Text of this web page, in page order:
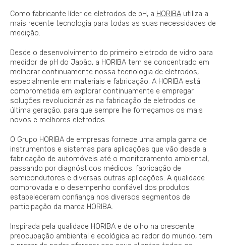
Como fabricante líder de eletrodos de pH, a HORIBA utiliza a
mais recente tecnologia para todas as suas necessidades de
medição.
Desde o desenvolvimento do primeiro eletrodo de vidro para
medidor de pH do Japão, a HORIBA tem se concentrado em
melhorar continuamente nossa tecnologia de eletrodos,
especialmente em materiais e fabricação. A HORIBA está
comprometida em explorar continuamente e empregar
soluções revolucionárias na fabricação de eletrodos de
última geração, para que sempre lhe forneçamos os mais
novos e melhores eletrodos
O Grupo HORIBA de empresas fornece uma ampla gama de
instrumentos e sistemas para aplicações que vão desde a
fabricação de automóveis até o monitoramento ambiental,
passando por diagnósticos médicos, fabricação de
semicondutores e diversas outras aplicações. A qualidade
comprovada e o desempenho confiável dos produtos
estabeleceram confiança nos diversos segmentos de
participação da marca HORIBA.
Inspirada pela qualidade HORIBA e de olho na crescente
preocupação ambiental e ecológica ao redor do mundo, tem